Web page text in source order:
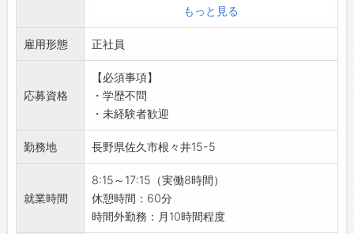
・携わった製品が誰かの日常を支えていると感
じられ、やりがいあふれるお仕事です！
【社風】
◇社会に貢献する企業活動
・『プラスチックで豊かな社会を創造する』こ
とをモットーとして掲げ、企業活動に取り組ん
でいます。
・企業活動の全てが、社員や関係者全ての人々
の幸福度を向上させるためのものであると考え
ています。
◇働く喜びと誇り
分くらいのシートを重ねて機械に配置）※ウレ
タンですので重量はございません！
・加工内容に該当する、機械のボタンに振られ
た数字を押して機械操作
・製品の検査（カット後の形状不良を省く）
※製品ごとに加工時間が異なるため（3分～5時
間30分）、加工時間中に組立などの別業務を行
う可能性がございます。
【おすすめポイント】
・プライベートも充実！しっかり休んでリフレ
ッシュできます◎
◇残業は月10時間程度と少なめ！
もっと見る
雇用形態 正社員
応募資格
【必須事項】
・学歴不問
・未経験者歓迎
勤務地 長野県佐久市根々井15-5
就業時間
8:15～17:15（実働8時間）
休憩時間：60分
時間外勤務：月10時間程度